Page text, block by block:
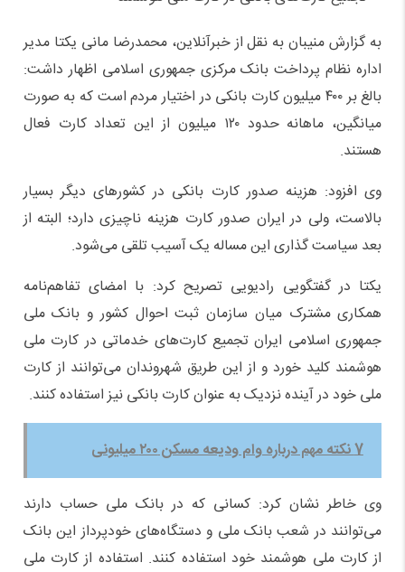
به گزارش منیبان به نقل از خبرآنلاین، محمدرضا مانی یکتا مدیر
اداره نظام پرداخت بانک مرکزی جمهوری اسلامی اظهار داشت:
بالغ بر ۴۰۰ میلیون کارت بانکی در اختیار مردم است که به صورت
میانگین، ماهانه حدود ۱۲۰ میلیون از این تعداد کارت فعال
هستند.
وی افزود: هزینه صدور کارت بانکی در کشور‌های دیگر بسیار
بالاست، ولی در ایران صدور کارت هزینه ناچیزی دارد؛ البته از
بعد سیاست گذاری این مساله یک آسیب تلقی می‌شود.
یکتا در گفتگویی رادیویی تصریح کرد: با امضای تفاهم‌نامه
همکاری مشترک میان سازمان ثبت احوال کشور و بانک ملی
جمهوری اسلامی ایران تجمیع کارت‌های خدماتی در کارت ملی
هوشمند کلید خورد و از این طریق شهروندان می‌توانند از کارت
ملی خود در آینده نزدیک به عنوان کارت بانکی نیز استفاده کنند.
7 نکته مهم درباره وام ودیعه مسکن ۲۰۰ میلیونی
وی خاطر نشان کرد: کسانی که در بانک ملی حساب دارند
می‌توانند در شعب بانک ملی و دستگاه‌های خودپرداز این بانک
از کارت ملی هوشمند خود استفاده کنند. استفاده از کارت ملی